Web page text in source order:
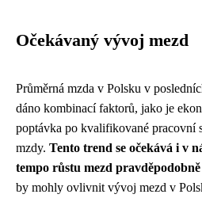
Očekávaný vývoj mezd
Průměrná mzda v Polsku v
dáno kombinací faktorů, jako je
poptávka po kvalifikované pracovní
mzdy. Tento trend se očekává i v
tempo růstu mezd
by mohly ovlivnit vývoj mezd v